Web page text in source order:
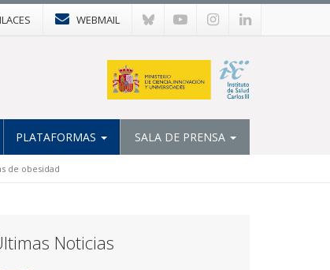
WEBMAIL
PLATAFORMAS SALA DE PRENSA
de obesidad
Noticias